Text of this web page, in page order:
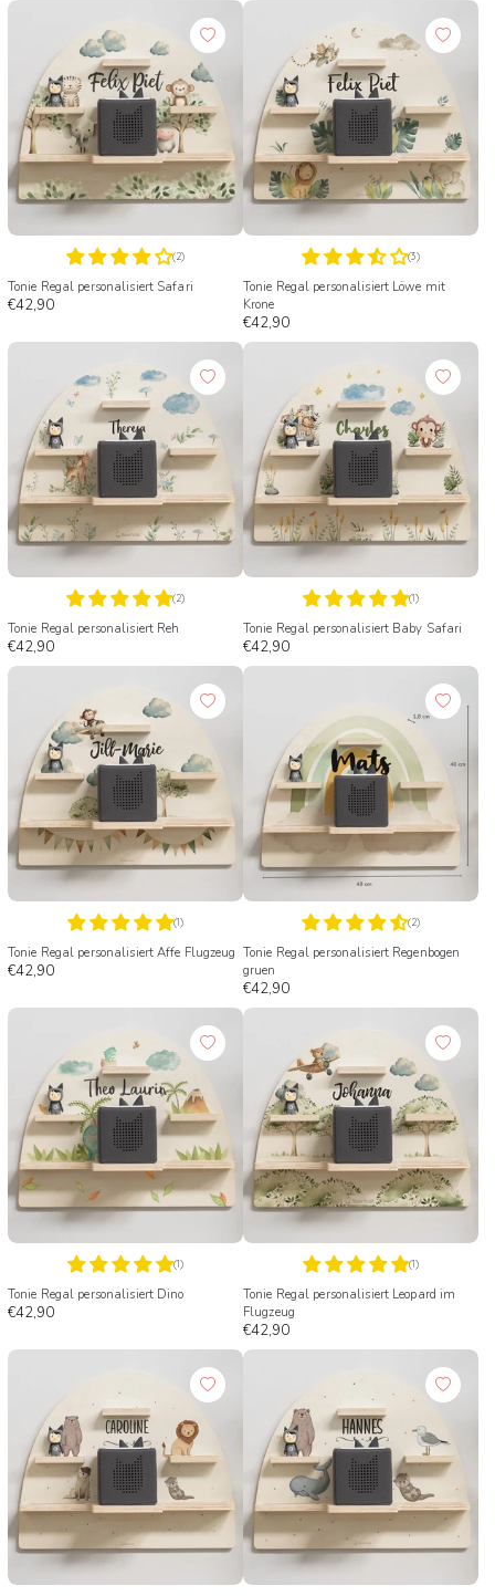
(2)
Tonie Regal personalisiert Safari
€42,90
(3)
Tonie Regal personalisiert Löwe mit
Krone
€42,90
(2)
Tonie Regal personalisiert Reh
€42,90
(1)
Tonie Regal personalisiert Baby Safari
€42,90
(1)
Tonie Regal personalisiert Affe Flugzeug
€42,90
(2)
Tonie Regal personalisiert Regenbogen
gruen
€42,90
(1)
Tonie Regal personalisiert Dino
€42,90
(1)
Tonie Regal personalisiert Leopard im
Flugzeug
€42,90